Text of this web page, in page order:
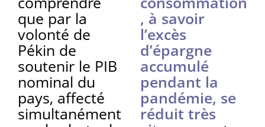
que par la
volonté de
Pékin de
soutenir le PIB
nominal du
pays, affecté
simultanément
, à savoir
l’excès
d’épargne
accumulé
pendant la
pandémie, se
réduit très